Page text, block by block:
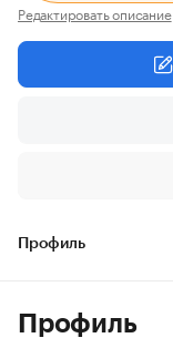
Редактировать описание
Профиль
Профиль